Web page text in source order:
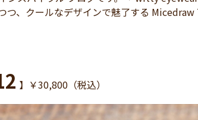
つ、クールなデザインで魅了する
】￥30,800（税込）